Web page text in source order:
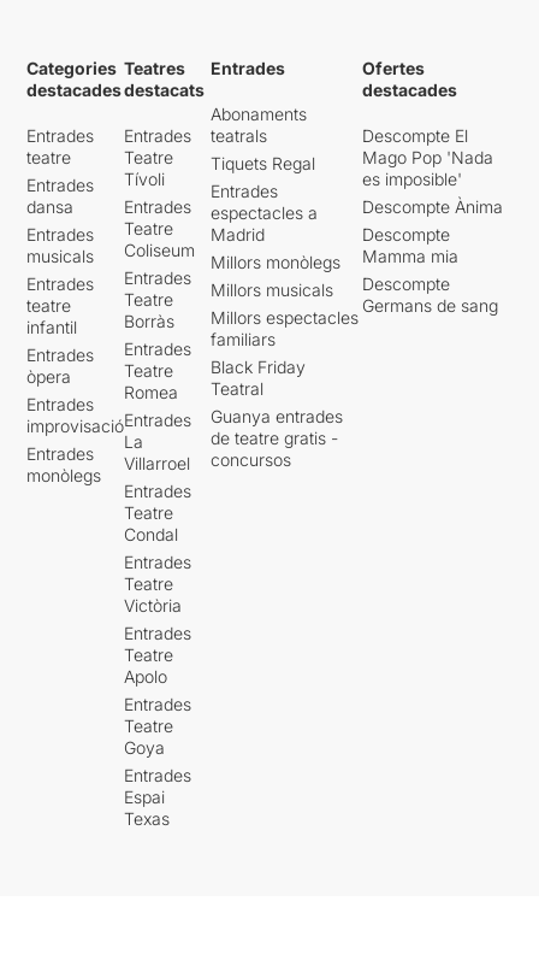
Categories
destacades
Entrades
teatre
Entrades
dansa
Entrades
musicals
Entrades
teatre
infantil
Entrades
òpera
Entrades
improvisació
Entrades
monòlegs
Teatres
destacats
Entrades
Teatre
Tívoli
Entrades
Teatre
Coliseum
Entrades
Teatre
Borràs
Entrades
Teatre
Romea
Entrades
La
Villarroel
Entrades
Teatre
Condal
Entrades
Teatre
Victòria
Entrades
Teatre
Apolo
Entrades
Teatre
Goya
Entrades
Espai
Texas
Entrades
Abonaments
teatrals
Tiquets Regal
Entrades
espectacles a
Madrid
Millors monòlegs
Millors musicals
Millors espectacles
familiars
Black Friday
Teatral
Guanya entrades
de teatre gratis -
concursos
Ofertes
destacades
Descompte El
Mago Pop 'Nada
es imposible'
Descompte Ànima
Descompte
Mamma mia
Descompte
Germans de sang